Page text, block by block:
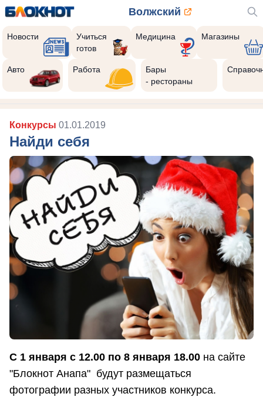
Волжский
Новости
Учиться
готов
Медицина Магазины
Авто Работа
Бары
- рестораны
Конкурсы 01.01.2019
Найди себя
С 1 января с 12.00 по 8 января 18.00 на сайте
"Блокнот Анапа" будут размещаться
фотографии разных участников конкурса.